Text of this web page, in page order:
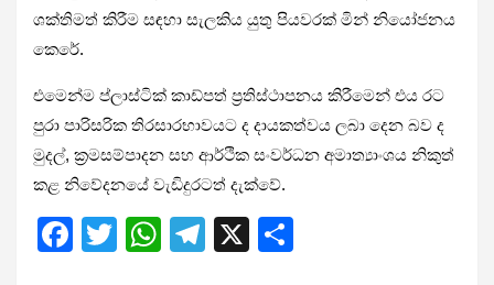
ශක්තිමත් කිරීම සඳහා සැලකිය යුතු පියවරක් මින් නියෝජනය
කෙරේ.
එමෙන්ම ප්ලාස්ටික් කාඩ්පත් ප්‍රතිස්ථාපනය කිරීමෙන් එය රට
පුරා පාරිසරික තිරසාරභාවයට ද දායකත්වය ලබා දෙන බව ද
මුදල්, ක්‍රමසම්පාදන සහ ආර්ථික සංවර්ධන අමාත්‍යාංශය නිකුත්
කළ නිවේදනයේ වැඩිදුරටත් දැක්වේ.
F
T
W T
X